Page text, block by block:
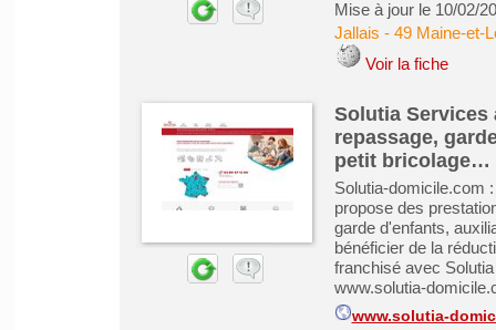
Mise à jour le 10/02/
Jallais - 49 Maine-et-
Voir la fiche
Solutia Services
repassage,
petit bricolage…
Solutia-domicile.com
propose des
garde d'enfants,
bénéficier de la
franchisé avec
www.solutia-
www.solutia-